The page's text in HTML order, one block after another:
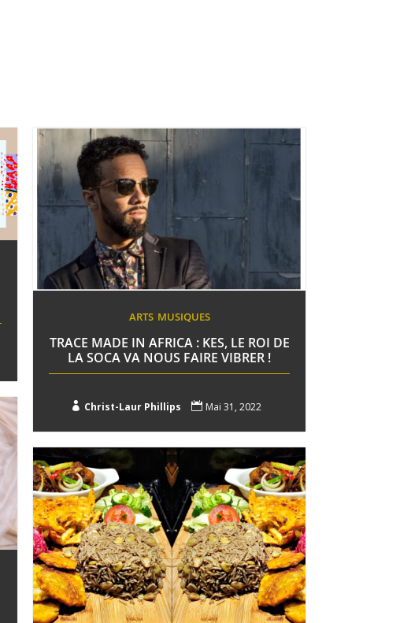
ARTS MUSIQUES
TRACE MADE IN AFRICA : KES, LE ROI DE
LA SOCA VA NOUS FAIRE VIBRER !
 Christ-Laur Phillips  Mai 31, 2022